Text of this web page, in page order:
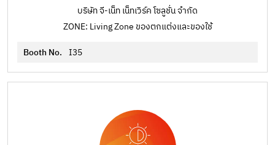
บริษัท จี-เน็ท เน็ทเวิร์ค โซลูชั่น จำกัด
ZONE: Living Zone ของตกแต่งและของใช้
Booth No. I35